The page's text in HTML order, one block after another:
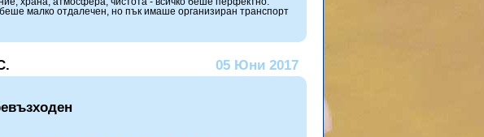
малко отдалечен, но пък имаше организиран транспорт
05 Юни 2017